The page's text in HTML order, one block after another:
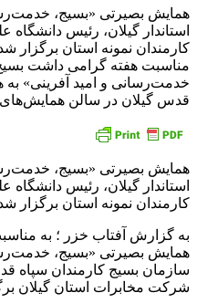
همایش بصیرتی «بسیج،
استاندار گیلان، رئیس
کارمندان نمونه استان برگزار
مناسبت هفته گرامی داشت
خدمت‌رسانی و امید آفرینی»
قدس گیلان در سالن
همایش بصیرتی «بسیج،
استاندار گیلان، رئیس
کارمندان نمونه استان برگزار
به گزارش آفتاب خزر ؛ به
همایش بصیرتی «بسیج،
سازمان بسیج کارمندان سپاه
شرکت مخابرات استان گیلان